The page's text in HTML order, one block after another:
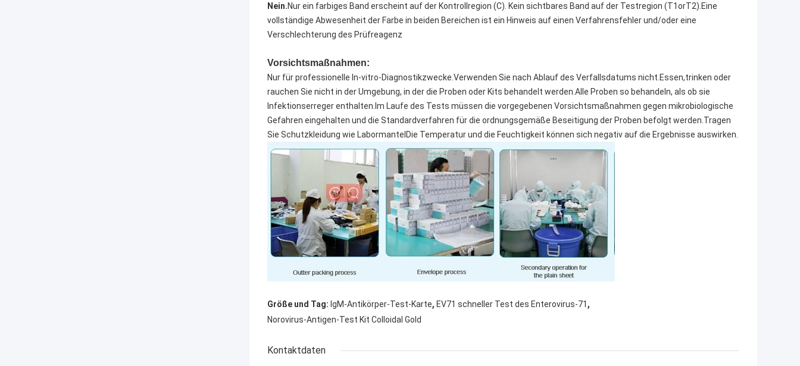
Nein.Nur ein farbiges Band erscheint auf der Kontrollregion (C). Kein sichtbares Band auf der Testregion (T1orT2).Eine
vollständige Abwesenheit der Farbe in beiden Bereichen ist ein Hinweis auf einen Verfahrensfehler und/oder eine
Verschlechterung des Prüfreagenz
Vorsichtsmaßnahmen:
Nur für professionelle In-vitro-Diagnostikzwecke.Verwenden Sie nach Ablauf des Verfallsdatums nicht.Essen,trinken oder
rauchen Sie nicht in der Umgebung, in der die Proben oder Kits behandelt werden.Alle Proben so behandeln, als ob sie
Infektionserreger enthalten.Im Laufe des Tests müssen die vorgegebenen Vorsichtsmaßnahmen gegen mikrobiologische
Gefahren eingehalten und die Standardverfahren für die ordnungsgemäße Beseitigung der Proben befolgt werden.Tragen
Sie Schutzkleidung wie LabormantelDie Temperatur und die Feuchtigkeit können sich negativ auf die Ergebnisse auswirken.
Größe und Tag: IgM-Antikörper-Test-Karte, EV71 schneller Test des Enterovirus-71 ,
Norovirus-Antigen-Test Kit Colloidal Gold
Kontaktdaten